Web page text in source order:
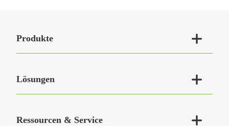
Produkte 
Lösungen 
Ressourcen & Service 